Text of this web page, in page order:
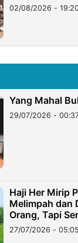
02/08/2026 - 19:20
Yang Mahal
29/07/2026 -
Haji Her Mirip
Melimpah dan
Orang, Tapi
27/07/2026 - 05:05